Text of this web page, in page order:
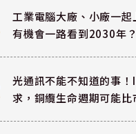
工業電腦大廠、小廠一
有機會一路看到2030年？
光通訊不能不知道的事
求，銅纜生命週期可能比